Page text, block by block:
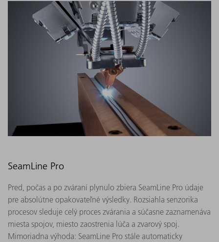
SeamLine Pro
Pred, počas a po zváraní plynulo zbiera SeamLine Pro údaje
pre absolútne opakovateľné výsledky. Rozsiahla senzorika
procesov sleduje celý proces zvárania a súčasne zaznamenáva
miesta spojov, miesto zaostrenia lúča a zvarový spoj.
Mimoriadna výhoda: SeamLine Pro stále automaticky